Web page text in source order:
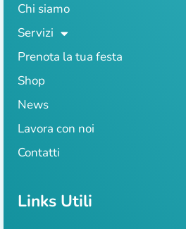
Chi siamo
Servizi
Prenota la tua festa
Shop
News
Lavora con noi
Contatti
Links Utili